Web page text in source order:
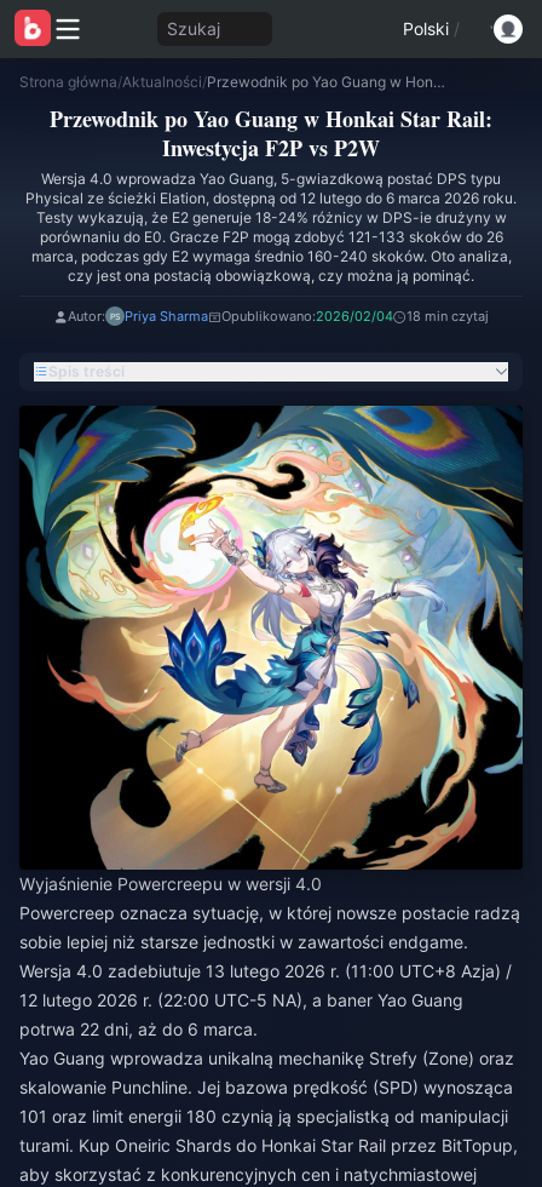
Szukaj Polski /
Strona główna/Aktualności/ Przewodnik po Yao Guang w Honkai Star Rail: Inwestycja F2P vs P2W
Przewodnik po Yao Guang w Honkai Star Rail:
Inwestycja F2P vs P2W
Wersja 4.0 wprowadza Yao Guang, 5-gwiazdkową postać DPS typu
Physical ze ścieżki Elation, dostępną od 12 lutego do 6 marca 2026 roku.
Testy wykazują, że E2 generuje 18-24% różnicy w DPS-ie drużyny w
porównaniu do E0. Gracze F2P mogą zdobyć 121-133 skoków do 26
marca, podczas gdy E2 wymaga średnio 160-240 skoków. Oto analiza,
czy jest ona postacią obowiązkową, czy można ją pominąć.
Autor: Priya Sharma Opublikowano:2026/02/04 18 min czytaj
Spis treści
Wyjaśnienie Powercreepu w wersji 4.0
Powercreep oznacza sytuację, w której nowsze postacie radzą
sobie lepiej niż starsze jednostki w zawartości endgame.
Wersja 4.0 zadebiutuje 13 lutego 2026 r. (11:00 UTC+8 Azja) /
12 lutego 2026 r. (22:00 UTC-5 NA), a baner Yao Guang
potrwa 22 dni, aż do 6 marca.
Yao Guang wprowadza unikalną mechanikę Strefy (Zone) oraz
skalowanie Punchline. Jej bazowa prędkość (SPD) wynosząca
101 oraz limit energii 180 czynią ją specjalistką od manipulacji
turami. Kup Oneiric Shards do Honkai Star Rail przez BitTopup,
aby skorzystać z konkurencyjnych cen i natychmiastowej